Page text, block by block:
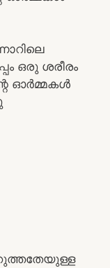
ഒരു ശരീരം
ഓർമ്മകൾ